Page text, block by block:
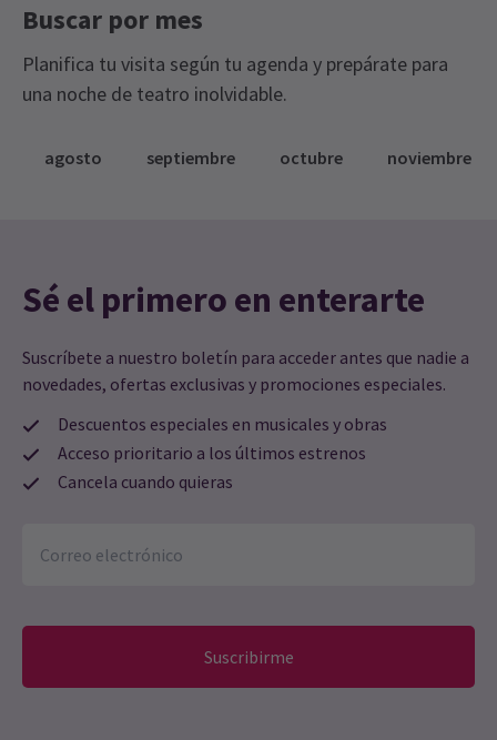
Buscar por mes
Planifica tu visita según tu agenda y prepárate para
una noche de teatro inolvidable.
agosto septiembre octubre noviembre
Sé el primero en enterarte
Suscríbete a nuestro boletín para acceder antes que nadie a
novedades, ofertas exclusivas y promociones especiales.
Descuentos especiales en musicales y obras
Acceso prioritario a los últimos estrenos
Cancela cuando quieras
Suscribirme